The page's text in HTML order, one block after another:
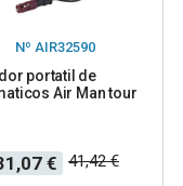
Nº AIR32590
portatil de
Air Man tour
€ 41,42 €